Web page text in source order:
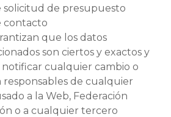
solicitud de presupuesto
contacto
que los datos
son ciertos y exactos y
cualquier cambio o
responsables de cualquier
a la Web, Federación
o a cualquier tercero